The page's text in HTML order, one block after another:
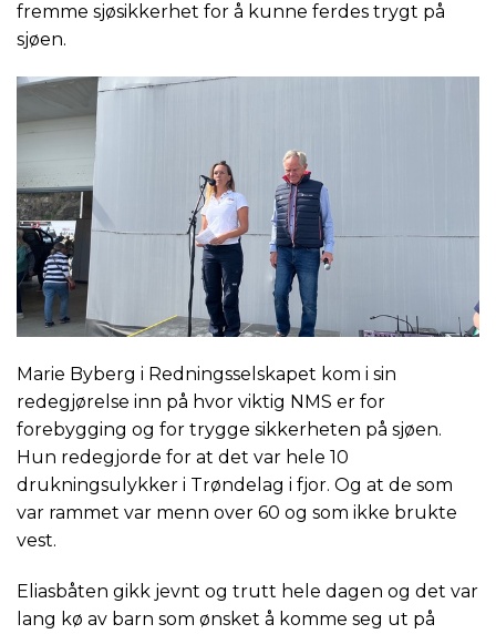
fremme sjøsikkerhet for å kunne ferdes trygt på
sjøen.
Marie Byberg i Redningsselskapet kom i sin
redegjørelse inn på hvor viktig NMS er for
forebygging og for trygge sikkerheten på sjøen.
Hun redegjorde for at det var hele 10
drukningsulykker i Trøndelag i fjor. Og at de som
var rammet var menn over 60 og som ikke brukte
vest.
Eliasbåten gikk jevnt og trutt hele dagen og det var
lang kø av barn som ønsket å komme seg ut på